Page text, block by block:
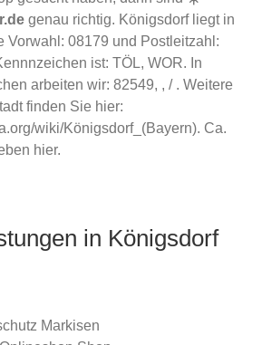
genau richtig. Königsdorf liegt in
Vorwahl: 08179 und Postleitzahl:
ist: TÖL, WOR. In
arbeiten wir: 82549, , / . Weitere
finden Sie hier:
wiki/Königsdorf_(Bayern). Ca.
hier.
in Königsdorf
Markisen